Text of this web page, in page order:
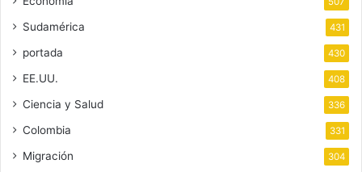
Sudamérica 431
portada 430
EE.UU. 408
Ciencia y Salud 336
Colombia 331
Migración 304